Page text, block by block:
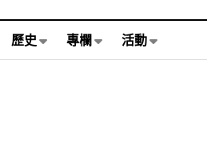
歷史 專欄 活動